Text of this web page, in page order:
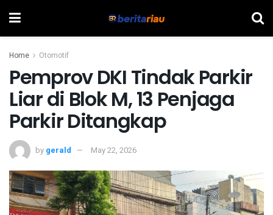
Home Otomotif
Pemprov DKI Tindak Parkir
Liar di Blok M, 13 Penjaga
Parkir Ditangkap
by gerald May 22, 2026